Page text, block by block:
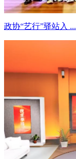
政协“艺行”驿站入 ...